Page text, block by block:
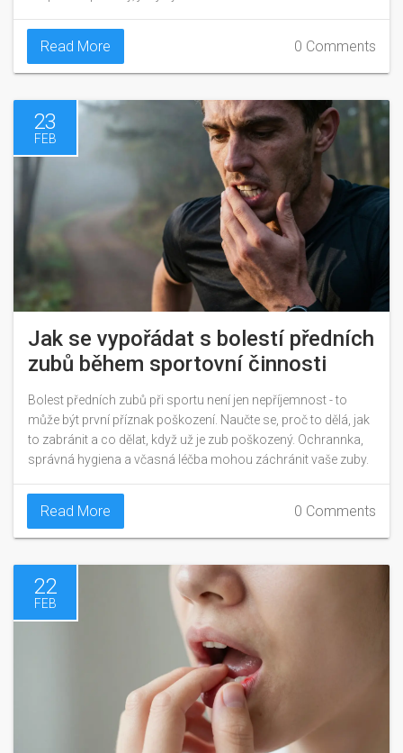
Read More 0 Comments
23
FEB
Jak se vypořádat s bolestí předních
zubů během sportovní činnosti
Bolest předních zubů při sportu není jen nepříjemnost - to
může být první příznak poškození. Naučte se, proč to dělá, jak
to zabránit a co dělat, když už je zub poškozený. Ochrannka,
správná hygiena a včasná léčba mohou záchránit vaše zuby.
Read More 0 Comments
22
FEB